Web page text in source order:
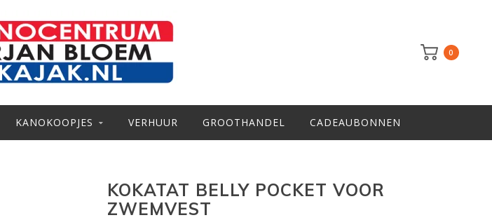
0
KANOKOOPJES VERHUUR GROOTHANDEL CADEAUBONNEN
KOKATAT BELLY POCKET VOOR
ZWEMVEST